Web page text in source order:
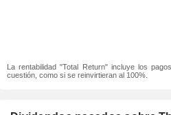
La rentabilidad "Total Return" incluye los
cuestión, como si se reinvirtieran al 100%.